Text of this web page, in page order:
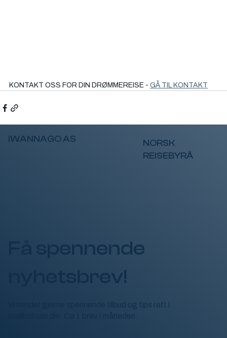
KONTAKT OSS FOR DIN DRØMMEREISE - GÅ TIL KONTAKT
IWANNAGO AS
NORSK
REISEBYRÅ
Få spennende
nyhetsbrev!
Vi sender gjerne spennende tilbud og tips rett i